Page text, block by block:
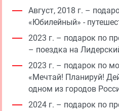
Август, 2018 г. –
«Юбилейный» -
2023 г. – подарок по
– поездка на
2023 г. – подарок по
«Мечтай! Планируй!
одном из городов
2024 г. – подарок по